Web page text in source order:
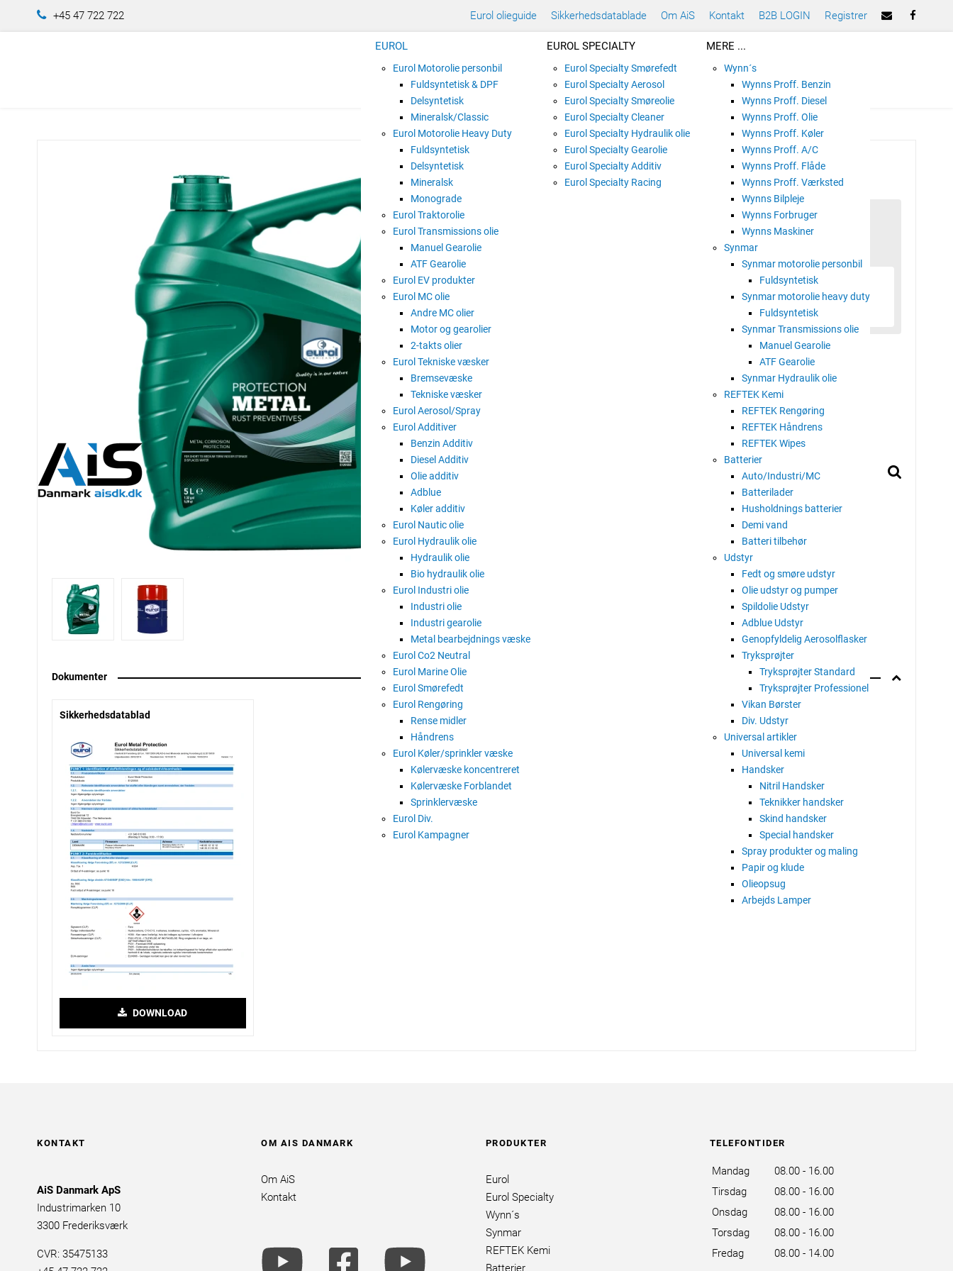
+45 47 722 722 Eurol olieguide Sikkerhedsdatablade Om AiS Kontakt B2B LOGIN Registrer
EUROL
Eurol Motorolie personbil
Fuldsyntetisk & DPF
Delsyntetisk
Mineralsk/Classic
Eurol Motorolie Heavy Duty
Fuldsyntetisk
Delsyntetisk
Mineralsk
Monograde
Eurol Traktorolie
Eurol Transmissions olie
Manuel Gearolie
ATF Gearolie
Eurol EV produkter
Eurol MC olie
Andre MC olier
Motor og gearolier
2-takts olier
Eurol Tekniske væsker
Bremsevæske
Tekniske væsker
Eurol Aerosol/Spray
Eurol Additiver
Benzin Additiv
Diesel Additiv
Olie additiv
Adblue
Køler additiv
Eurol Nautic olie
Eurol Hydraulik olie
Hydraulik olie
Bio hydraulik olie
Eurol Industri olie
Industri olie
Industri gearolie
Metal bearbejdnings væske
Eurol Co2 Neutral
Eurol Marine Olie
Eurol Smørefedt
Eurol Rengøring
Rense midler
Håndrens
Eurol Køler/sprinkler væske
Kølervæske koncentreret
Kølervæske Forblandet
Sprinklervæske
Eurol Div.
Eurol Kampagner
EUROL SPECIALTY
Eurol Specialty Smørefedt
Eurol Specialty Aerosol
Eurol Specialty Smøreolie
Eurol Specialty Cleaner
Eurol Specialty Hydraulik olie
Eurol Specialty Gearolie
Eurol Specialty Additiv
Eurol Specialty Racing
MERE ...
Wynn´s
Wynns Proff. Benzin
Wynns Proff. Diesel
Wynns Proff. Olie
Wynns Proff. Køler
Wynns Proff. A/C
Wynns Proff. Flåde
Wynns Proff. Værksted
Wynns Bilpleje
Wynns Forbruger
Wynns Maskiner
Synmar
Synmar motorolie personbil
Fuldsyntetisk
Synmar motorolie heavy duty
Fuldsyntetisk
Synmar Transmissions olie
Manuel Gearolie
ATF Gearolie
Synmar Hydraulik olie
REFTEK Kemi
REFTEK Rengøring
REFTEK Håndrens
REFTEK Wipes
Batterier
Auto/Industri/MC
Batterilader
Husholdnings batterier
Demi vand
Batteri tilbehør
Udstyr
Fedt og smøre udstyr
Olie udstyr og pumper
Spildolie Udstyr
Adblue Udstyr
Genopfyldelig Aerosolflasker
Tryksprøjter
Tryksprøjter Standard
Tryksprøjter Professionel
Vikan Børster
Div. Udstyr
Universal artikler
Universal kemi
Handsker
Nitril Handsker
Teknikker handsker
Skind handsker
Special handsker
Spray produkter og maling
Papir og klude
Olieopsug
Arbejds Lamper
EUROL METAL PROTECTION
E120555
Korrosionshæmmende middel med vandforskydningsegenskaber
Eurol Metal Protection anbefales til korrosionsbeskyttelse af halvfabrikata og færdige
Eurol Metal Protection kan anvendes ved nedsænkning, med børste eller
Dokumenter
Sikkerhedsdatablad
DOWNLOAD
KONTAKT
AiS Danmark ApS
Industrimarken 10
3300 Frederiksværk
CVR: 35475133
OM AIS DANMARK
Om AiS
Kontakt
youtube
brands
facebook
square
brands
PRODUKTER
Eurol
Eurol Specialty
Wynn´s
Synmar
REFTEK Kemi
Batterier
TELEFONTIDER
Mandag
08.00 - 16.00
Tirsdag
08.00 - 16.00
Onsdag
08.00 - 16.00
Torsdag
08.00 - 16.00
Fredag
08.00 - 14.00